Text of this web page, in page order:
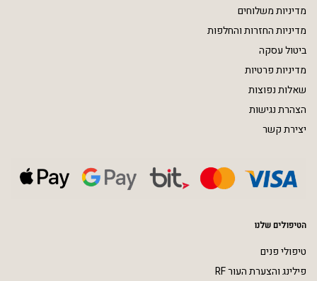
מדיניות משלוחים
מדיניות החזרות והחלפות
ביטול עסקה
מדיניות פרטיות
שאלות נפוצות
הצהרת נגישות
יצירת קשר
הטיפולים שלנו
טיפולי פנים
פילינג והצערת העור RF